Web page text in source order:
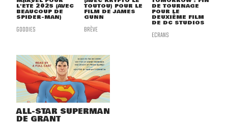
L'ÉTÉ 2025 (AVEC
BEAUCOUP DE
SPIDER-MAN)
GOODIES
TOUTOU) POUR LE
FILM DE JAMES
GUNN
BRÈVE
DE TOURNAGE
POUR LE
DEUXIÈME FILM
DE DC STUDIOS
ECRANS
ALL-STAR SUPERMAN
DE GRANT